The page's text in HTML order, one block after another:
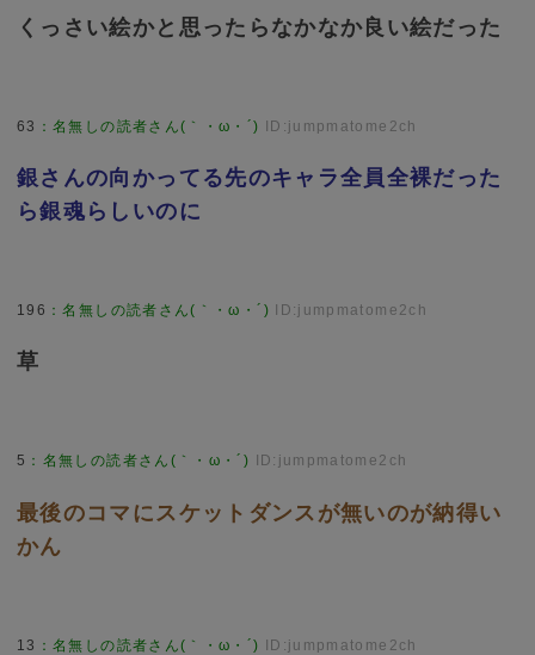
くっさい絵かと思ったらなかなか良い絵だった
63 ：名無しの読者さん(｀・ω・´) ID:jumpmatome2ch
銀さんの向かってる先のキャラ全員全裸だった
ら銀魂らしいのに
196 ：名無しの読者さん(｀・ω・´) ID:jumpmatome2ch
草
5 ： 名無しの読者さん(｀・ω・´) ID:jumpmatome2ch
最後のコマにスケットダンスが無いのが納得い
かん
13 ：名無しの読者さん(｀・ω・´) ID:jumpmatome2ch